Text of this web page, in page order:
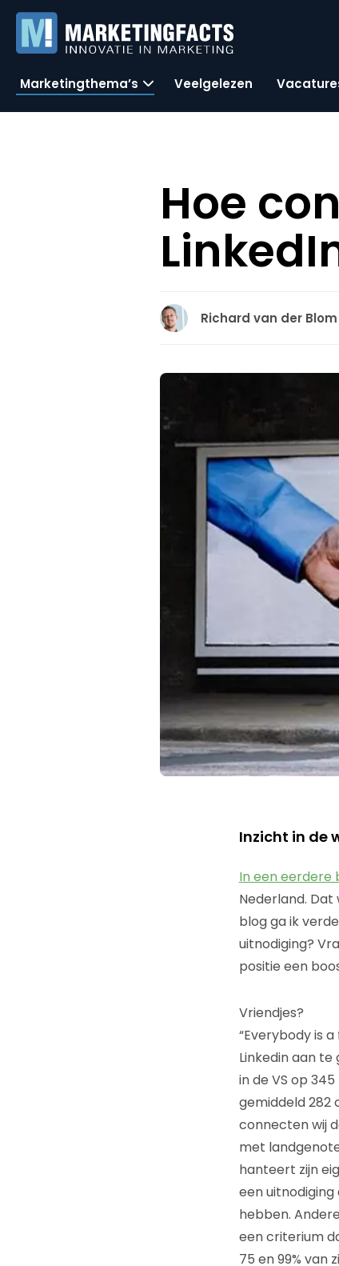
Marketingthema’s Veelgelezen
Hoe
Richard van der Blom
Inzicht in de
In een eerdere
Nederland.
blog ga ik
uitnodiging?
positie een
Vriendjes?
“Everybody is
Linkedin aan
in de VS op
gemiddeld 282
connecten wij
met
hanteert zijn
een
hebben.
een criterium
75 en 99% van